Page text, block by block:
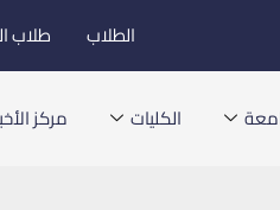
الطلاب طلاب
الكليات مركز